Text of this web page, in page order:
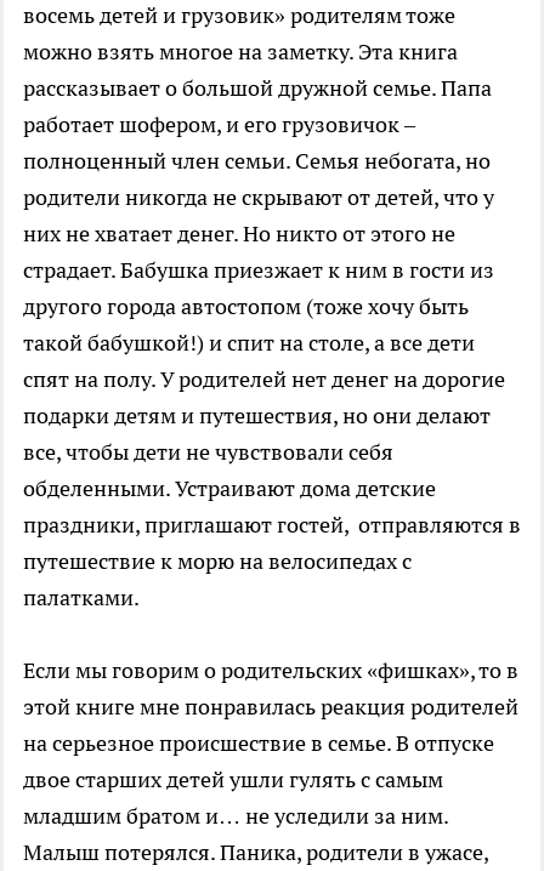
восемь детей и грузовик» родителям тоже
можно взять многое на заметку. Эта книга
рассказывает о большой дружной семье. Папа
работает шофером, и его грузовичок –
полноценный член семьи. Семья небогата, но
родители никогда не скрывают от детей, что у
них не хватает денег. Но никто от этого не
страдает. Бабушка приезжает к ним в гости из
другого города автостопом (тоже хочу быть
такой бабушкой!) и спит на столе, а все дети
спят на полу. У родителей нет денег на дорогие
подарки детям и путешествия, но они делают
все, чтобы дети не чувствовали себя
обделенными. Устраивают дома детские
праздники, приглашают гостей, отправляются в
путешествие к морю на велосипедах с
палатками.
Если мы говорим о родительских «фишках», то в
этой книге мне понравилась реакция родителей
на серьезное происшествие в семье. В отпуске
двое старших детей ушли гулять с самым
младшим братом и… не уследили за ним.
Малыш потерялся. Паника, родители в ужасе,